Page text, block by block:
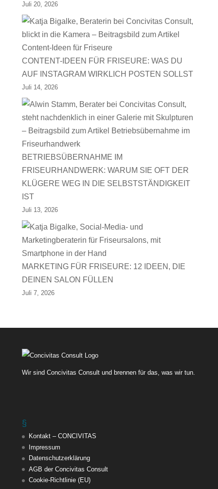
Juli 20, 2026
CONTENT-IDEEN FÜR FRISEURE: WAS DU
AUF INSTAGRAM WIRKLICH POSTEN SOLLST
Juli 14, 2026
BETRIEBSÜBERNAHME IM
FRISEURHANDWERK: WARUM SIE OFT DER
KLÜGERE WEG IN DIE SELBSTSTÄNDIGKEIT
IST
Juli 13, 2026
MARKETING FÜR FRISEURE: 12 IDEEN, DIE
DEINEN SALON FÜLLEN
Juli 7, 2026
Wir sind Concivitas Consult und brennen für das, was wir tun.
§
Kontakt – CONCIVITAS
Impressum
Datenschutzerklärung
AGB der Concivitas Consult
Cookie-Richtlinie (EU)